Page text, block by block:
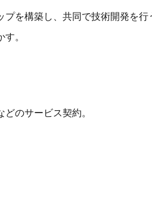
を構築し、共同で技術開発を行
。
のサービス契約。